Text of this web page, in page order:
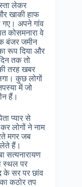
लेकर
खाकी हाफ
गए। अपने गांव
कोसमनारा वे
बंजर जमीन
रूप दिया और
तक तो
तरह खबर
कुछ लोगों
में जो
हैं।
प्यार से
लोगों ने नाम
मगर जब
हैं।
सत्यनारायण
स्थल पर
के सर पर छांव
कठोर तप